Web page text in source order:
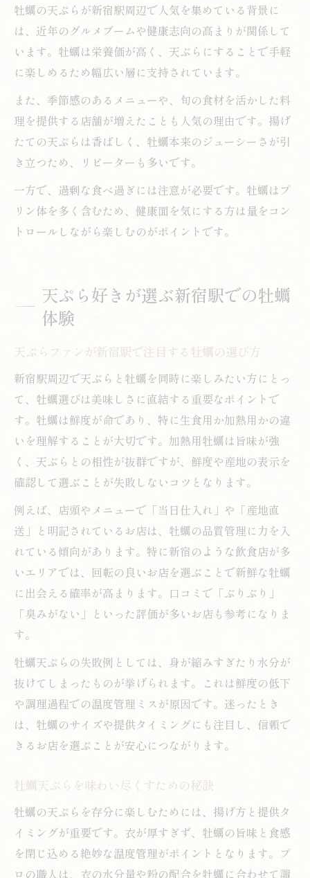
牡蠣の天ぷらが新宿駅周辺で人気を集めている背景に
は、近年のグルメブームや健康志向の高まりが関係して
います。牡蠣は栄養価が高く、天ぷらにすることで手軽
に楽しめるため幅広い層に支持されています。
また、季節感のあるメニューや、旬の食材を活かした料
理を提供する店舗が増えたことも人気の理由です。揚げ
たての天ぷらは香ばしく、牡蠣本来のジューシーさが引
き立つため、リピーターも多いです。
一方で、過剰な食べ過ぎには注意が必要です。牡蠣はプ
リン体を多く含むため、健康面を気にする方は量をコン
トロールしながら楽しむのがポイントです。
天ぷら好きが選ぶ新宿駅での牡蠣
体験
天ぷらファンが新宿駅で注目する牡蠣の選び方
新宿駅周辺で天ぷらと牡蠣を同時に楽しみたい方にとっ
て、牡蠣選びは美味しさに直結する重要なポイントで
す。牡蠣は鮮度が命であり、特に生食用か加熱用かの違
いを理解することが大切です。加熱用牡蠣は旨味が強
く、天ぷらとの相性が抜群ですが、鮮度や産地の表示を
確認して選ぶことが失敗しないコツとなります。
例えば、店頭やメニューで「当日仕入れ」や「産地直
送」と明記されているお店は、牡蠣の品質管理に力を入
れている傾向があります。特に新宿のような飲食店が多
いエリアでは、回転の良いお店を選ぶことで新鮮な牡蠣
に出会える確率が高まります。口コミで「ぷりぷり」
「臭みがない」といった評価が多いお店も参考になりま
す。
牡蠣天ぷらの失敗例としては、身が縮みすぎたり水分が
抜けてしまったものが挙げられます。これは鮮度の低下
や調理過程での温度管理ミスが原因です。迷ったとき
は、牡蠣のサイズや提供タイミングにも注目し、信頼で
きるお店を選ぶことが安心につながります。
牡蠣天ぷらを味わい尽くすための秘訣
牡蠣の天ぷらを存分に楽しむためには、揚げ方と提供タ
イミングが重要です。衣が厚すぎず、牡蠣の旨味と食感
を閉じ込める絶妙な温度管理がポイントとなります。プ
ロの職人は、衣の水分量や粉の配合を牡蠣に合わせて調